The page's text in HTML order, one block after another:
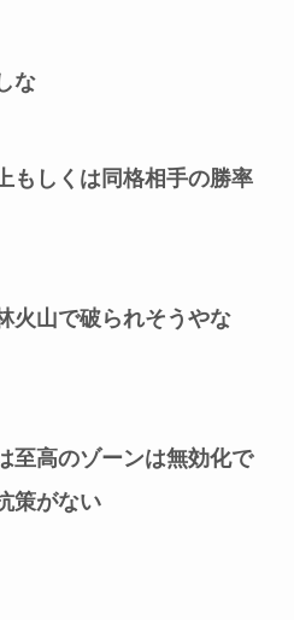
な
もしくは同格相手の勝率
火山で破られそうやな
至高のゾーンは無効化で
策がない